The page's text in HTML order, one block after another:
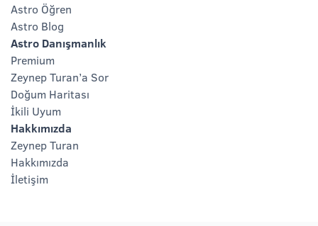
Astro Öğren
Astro Blog
Astro Danışmanlık
Premium
Zeynep Turan’a Sor
Doğum Haritası
İkili Uyum
Hakkımızda
Zeynep Turan
Hakkımızda
İletişim